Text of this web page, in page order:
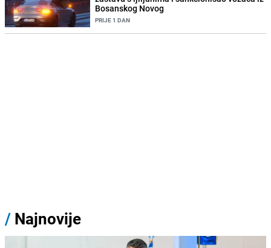
Bosanskog Novog
PRIJE 1 DAN
/ Najnovije